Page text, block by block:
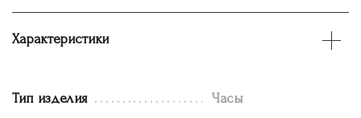
Характеристики
Тип изделия Часы